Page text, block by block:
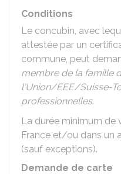
Conditions
Le concubin, avec
attestée par un
commune, peut
membre de la famille
l'Union/EEE/Suisse-
professionnelles.
La durée minimum de
France et/ou dans un
(sauf exceptions).
Demande de carte